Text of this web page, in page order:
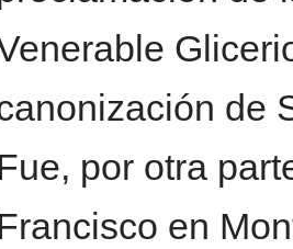
de
por otra
en